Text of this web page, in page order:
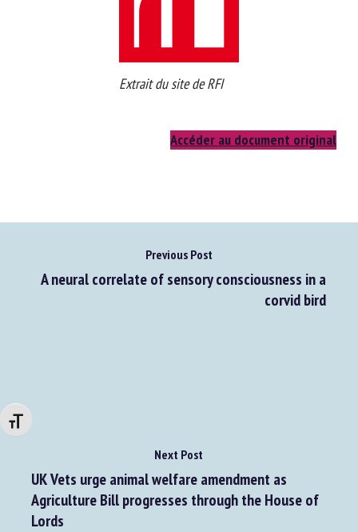
Changer la taille de la police
Extrait du site de RFI
Accéder au document original
Previous Post
A neural correlate of sensory consciousness in a
corvid bird
Next Post
UK Vets urge animal welfare amendment as
Agriculture Bill progresses through the House of
Lords